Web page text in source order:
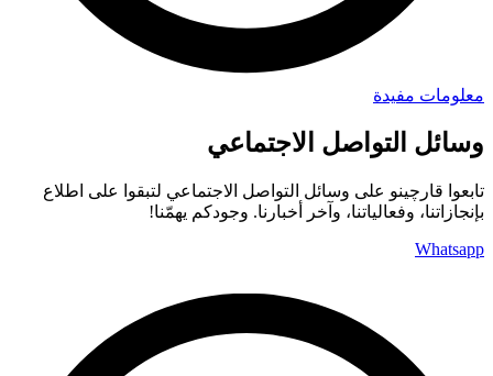
معلومات مفيدة
وسائل التواصل الاجتماعي
تابعوا قارچينو على وسائل التواصل الاجتماعي لتبقوا على اطلاع
بإنجازاتنا، وفعالياتنا، وآخر أخبارنا. وجودكم يهمّنا!
Whatsapp